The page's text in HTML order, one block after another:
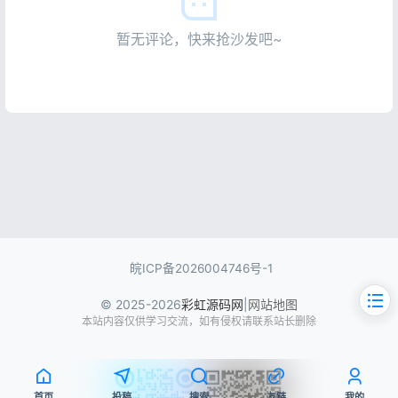
暂无评论，快来抢沙发吧~
皖ICP备2026004746号-1
© 2025-2026彩虹源码网 网站地图
本站内容仅供学习交流，如有侵权请联系站长删除